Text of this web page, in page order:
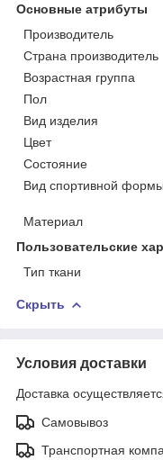
Основные атрибуты
Производитель
Страна производитель
Возрастная группа
Пол
Вид изделия
Цвет
Состояние
Вид спортивной формы
Материал
Пользовательские
Тип ткани
Скрыть
Условия доставки
Доставка
Самовывоз
Транспортная